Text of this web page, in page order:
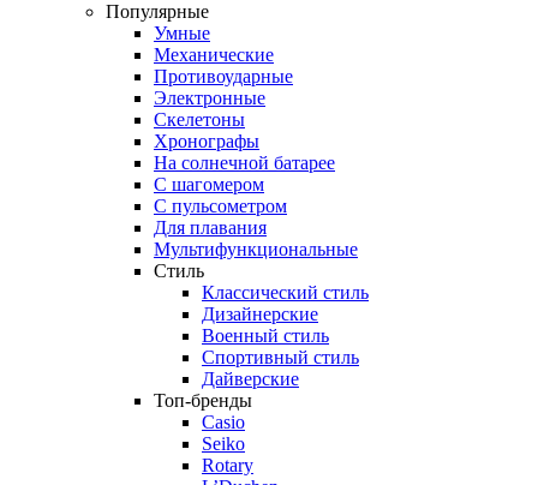
Популярные
Умные
Механические
Противоударные
Электронные
Скелетоны
Хронографы
На солнечной батарее
С шагомером
С пульсометром
Для плавания
Мультифункциональные
Стиль
Классический стиль
Дизайнерские
Военный стиль
Спортивный стиль
Дайверские
Топ-бренды
Casio
Seiko
Rotary